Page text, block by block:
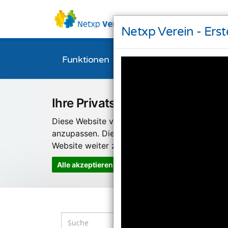
Ihre Privatsphäre ist uns wichtig
Diese Website verwendet Cookies und
anzupassen. Diese Technologien nutzen wir
Website weiter zu entwickeln.
Alle akzeptieren
Funktionen Bestellen
Netxp Verein -